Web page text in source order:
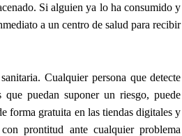
Si alguien ya lo ha consumido y
a un centro de salud para recibir
Cualquier persona que detecte
que puedan suponer un riesgo, puede
forma gratuita en las tiendas digitales y
prontitud ante cualquier problema